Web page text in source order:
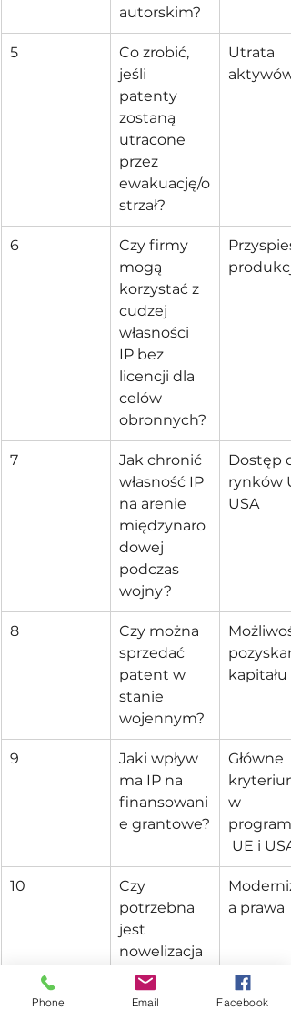
autorskim?
5
Co zrobić,
jeśli
patenty
zostaną
utracone
przez
ewakuację/o
strzał?
Utrata
aktywów
6
Czy firmy
mogą
korzystać z
cudzej
własności
IP bez
licencji dla
celów
obronnych?
7
Jak chronić
własność IP
na arenie
międzynaro
dowej
podczas
wojny?
Dostęp
rynków
USA
8
Czy można
sprzedać
patent w
stanie
wojennym?
kapitału
9
Jaki wpływ
ma IP na
finansowani
e grantowe?
Główne
w
UE i USA
10
Czy
potrzebna
jest
nowelizacja
przepisów
IP?
a prawa
Phone Email Facebook